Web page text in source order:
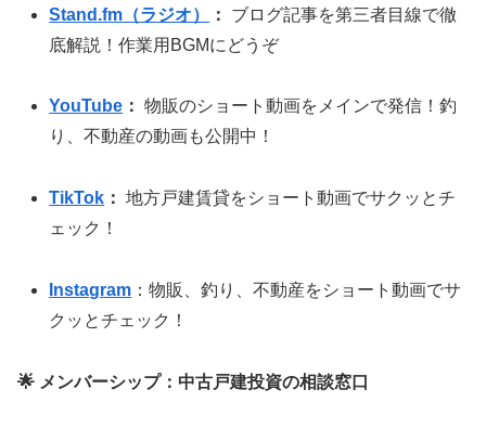
Stand.fm（ラジオ） ：
ブログ記事を第三者目線で徹
底解説！作業用BGMにどうぞ
YouTube ： 物販のショート動画をメインで発信！釣
り、不動産の動画も公開中！
TikTok ： 地方戸建賃貸をショート動画でサクッとチ
ェック！
Instagram ：物販、釣り、不動産をショート動画でサ
クッとチェック！
🌟 メンバーシップ：中古戸建投資の相談窓口